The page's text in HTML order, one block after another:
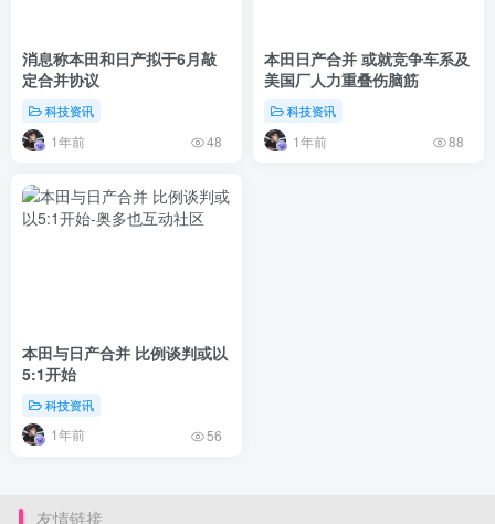
消息称本田和日产拟于6月敲
定合并协议
科技资讯
1年前 48
本田日产合并 或就竞争车系及
美国厂人力重叠伤脑筋
科技资讯
1年前 88
本田与日产合并 比例谈判或以
5:1开始
科技资讯
1年前 56
友情链接